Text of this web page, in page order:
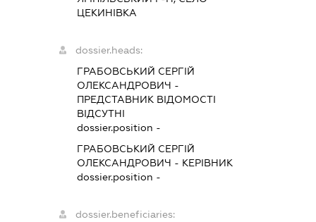
ЦЕКИНІВКА
dossier.heads:
ГРАБОВСЬКИЙ СЕРГІЙ
ОЛЕКСАНДРОВИЧ -
ПРЕДСТАВНИК ВІДОМОСТІ
ВІДСУТНІ
dossier.position -
ГРАБОВСЬКИЙ СЕРГІЙ
ОЛЕКСАНДРОВИЧ - КЕРІВНИК
dossier.position -
dossier.beneficiaries: